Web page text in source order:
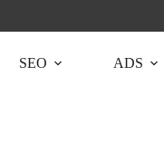
SEO ADS